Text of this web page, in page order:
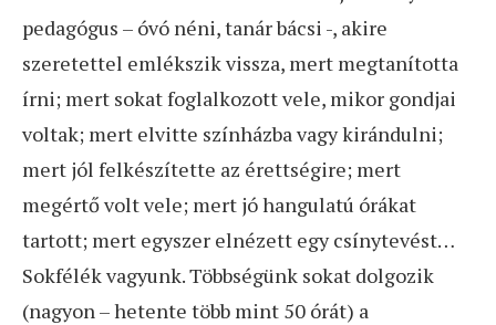
pedagógus – óvó néni, tanár bácsi -, akire
szeretettel emlékszik vissza, mert megtanította
írni; mert sokat foglalkozott vele, mikor gondjai
voltak; mert elvitte színházba vagy kirándulni;
mert jól felkészítette az érettségire; mert
megértő volt vele; mert jó hangulatú órákat
tartott; mert egyszer elnézett egy csínytevést…
Sokfélék vagyunk. Többségünk sokat dolgozik
(nagyon – hetente több mint 50 órát) a